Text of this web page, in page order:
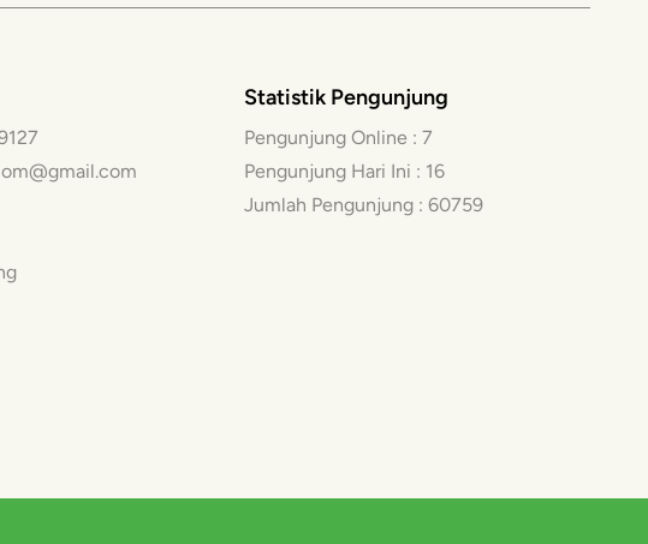
Statistik Pengunjung
Pengunjung Online : 7
Pengunjung Hari Ini : 16
Jumlah Pengunjung : 60759